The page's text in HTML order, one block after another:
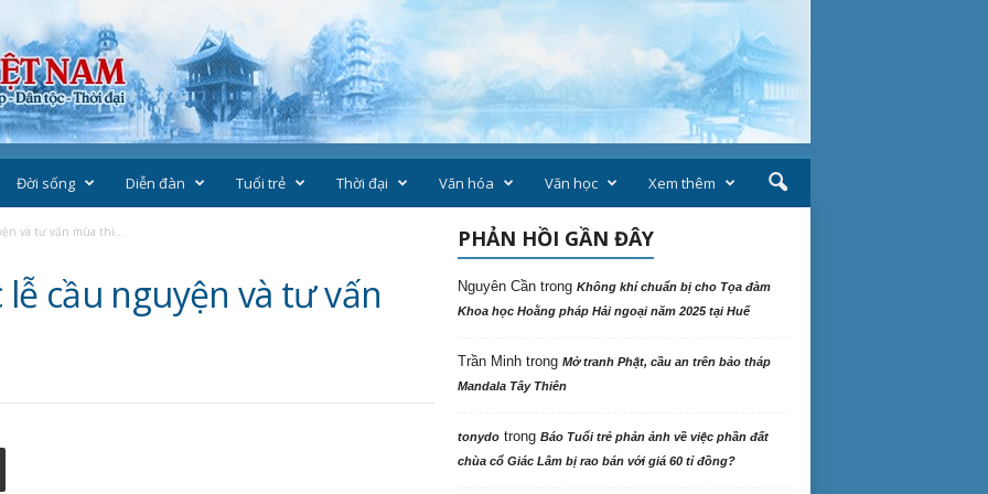
Đời sống Diễn đàn Tuổi trẻ Thời đại Văn hóa Văn học Xem thêm
và tư vấn mùa thi...
cầu nguyện và tư vấn
PHẢN HỒI GẦN ĐÂY
Nguyên Cầntrong Không khí chuẩn bị cho Tọa đàm
Khoa học Hoằng pháp Hải ngoại năm 2025 tại Huế
Trần Minhtrong Mở tranh Phật, cầu an trên bảo tháp
Mandala Tây Thiên
tonydotrong Báo Tuổi trẻ phản ảnh về việc phần đất
chùa cổ Giác Lâm bị rao bán với giá 60 tỉ đồng?